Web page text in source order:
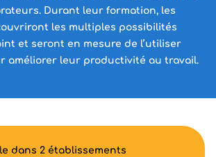
Durant leur formation, les
les multiples possibilités
et seront en mesure de l’utiliser
améliorer leur productivité au travail.
dans 2 établissements